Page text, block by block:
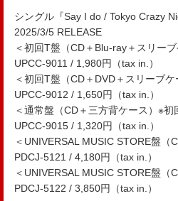
シングル『Say I do / Tokyo Crazy
2025/3/5 RELEASE
＜初回T盤（CD＋Blu-ray＋スリー
UPCC-9011 / 1,980円（tax in.）
＜初回T盤（CD＋DVD＋スリーブ
UPCC-9012 / 1,650円（tax in.）
＜通常盤（CD＋三方背ケース）※初
UPCC-9015 / 1,320円（tax in.）
＜UNIVERSAL MUSIC STORE盤（
PDCJ-5121 / 4,180円（tax in.）
＜UNIVERSAL MUSIC STORE盤（
PDCJ-5122 / 3,850円（tax in.）